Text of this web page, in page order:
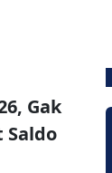
Gak
Saldo